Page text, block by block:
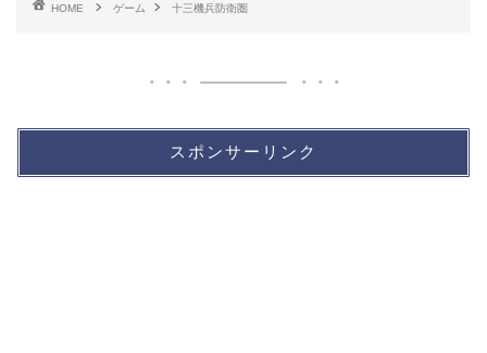
HOME ゲーム 十三機兵防衛圏
スポンサーリンク